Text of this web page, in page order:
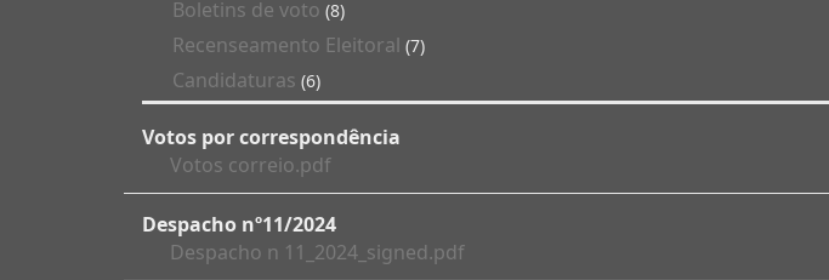
Boletins de voto (8)
Recenseamento Eleitoral (7)
Candidaturas (6)
Votos por correspondência
Votos correio.pdf
Despacho nº11/2024
Despacho n 11_2024_signed.pdf